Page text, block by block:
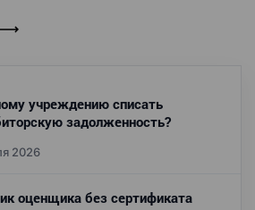
учреждению списать
задолженность?
2026
оценщика без сертификата